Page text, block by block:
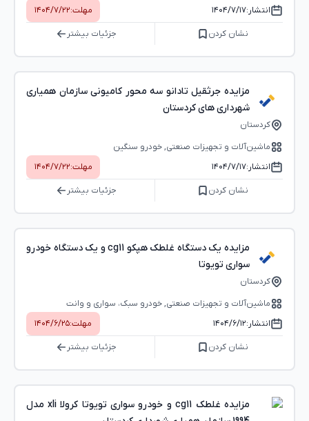
انتشار:۱۴۰۴/۷/۱۷ مهلت:۱۴۰۴/۷/۲۲
نشان کردن جزئیات بیشتر
مزایده جرثقیل تادانو سه محور کامیونی سازمان همیاری
شهرداری های کردستان
کردستان
ماشین‌آلات و تجهیزات صنعتی, خودرو سنگین
انتشار:۱۴۰۴/۷/۱۷ مهلت:۱۴۰۴/۷/۲۲
نشان کردن جزئیات بیشتر
مزایده یک دستگاه غلطک هپکو cg11 و یک دستگاه خودرو
سواری تویوتا
کردستان
ماشین‌آلات و تجهیزات صنعتی, خودرو سبک، سواری و وانت
انتشار:۱۴۰۴/۶/۱۲ مهلت:۱۴۰۴/۶/۲۵
نشان کردن جزئیات بیشتر
مزایده غلطک cg11 و خودرو سواری تویوتا کرولا xli مدل